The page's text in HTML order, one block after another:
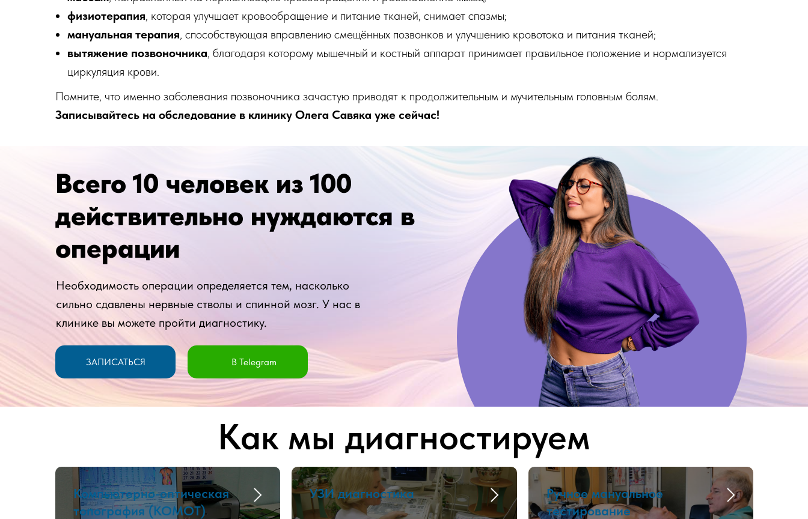
физиотерапия, которая улучшает кровообращение и питание тканей, снимает спазмы;
мануальная терапия, способствующая вправлению смещённых позвонков и улучшению кровотока и питания тканей;
вытяжение позвоночника, благодаря которому мышечный и костный аппарат принимает правильное положение и нормализуется
циркуляция крови.
Помните, что именно заболевания позвоночника зачастую приводят к продолжительным и мучительным головным болям.
Записывайтесь на обследование в клинику Олега Савяка уже сейчас!
Необходимость операции определяется тем, насколько
сильно сдавлены нервные стволы и спинной мозг. У нас в
клинике вы можете пройти диагностику.
Всего 10 человек из 100
действительно нуждаются в
операции
ЗАПИСАТЬСЯ В Telegram
Как мы диагностируем
Компьютерно-оптическая
топография (КОМОТ)
УЗИ диагностика
Ручное мануальное
тестирование